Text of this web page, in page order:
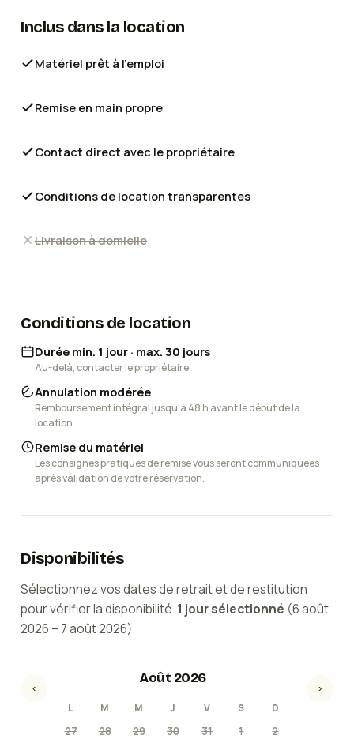
Inclus dans la location
Matériel prêt à l'emploi
Remise en main propre
Contact direct avec le propriétaire
Conditions de location transparentes
Livraison à domicile
Conditions de location
Durée min. 1 jour · max. 30 jours
Au-delà, contacter le propriétaire
Annulation modérée
Remboursement intégral jusqu'à 48 h avant le début de la
location.
Remise du matériel
Les consignes pratiques de remise vous seront communiquées
après validation de votre réservation.
Disponibilités
Sélectionnez vos dates de retrait et de restitution
pour vérifier la disponibilité. 1 joursélectionné (6 août
2026 – 7 août 2026)
‹
Août 2026
L M M J V S D
27 28 29 30 31 1
2
›